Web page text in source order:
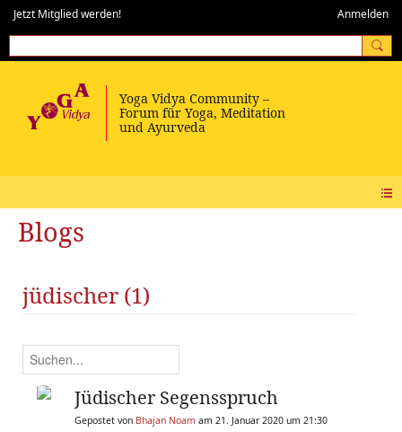
Jetzt Mitglied werden! Anmelden
Blogs
jüdischer (1)
Jüdischer Segensspruch
Gepostet von Bhajan Noam am 21. Januar 2020 um 21:30